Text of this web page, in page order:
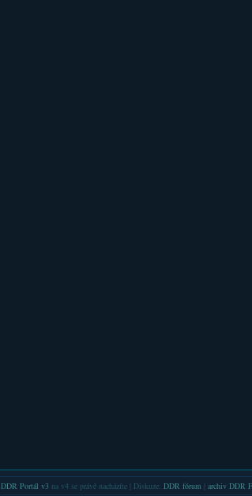
DDR Portál v3na v4 se právě nacházíte | Diskuze: DDR fórum archiv DDR